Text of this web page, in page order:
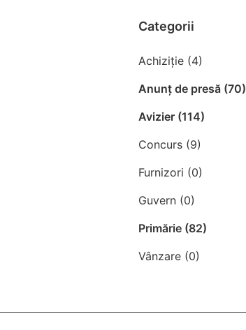
Categorii
Achiziție (4)
Anunț de presă (70)
Avizier (114)
Concurs (9)
Furnizori (0)
Guvern (0)
Primărie (82)
Vânzare (0)